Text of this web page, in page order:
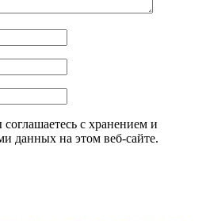
с хранением и
данных на этом веб-сайте.